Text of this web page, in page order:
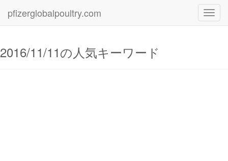
pfizerglobalpoultry.com
2016/11/11の人気キーワード